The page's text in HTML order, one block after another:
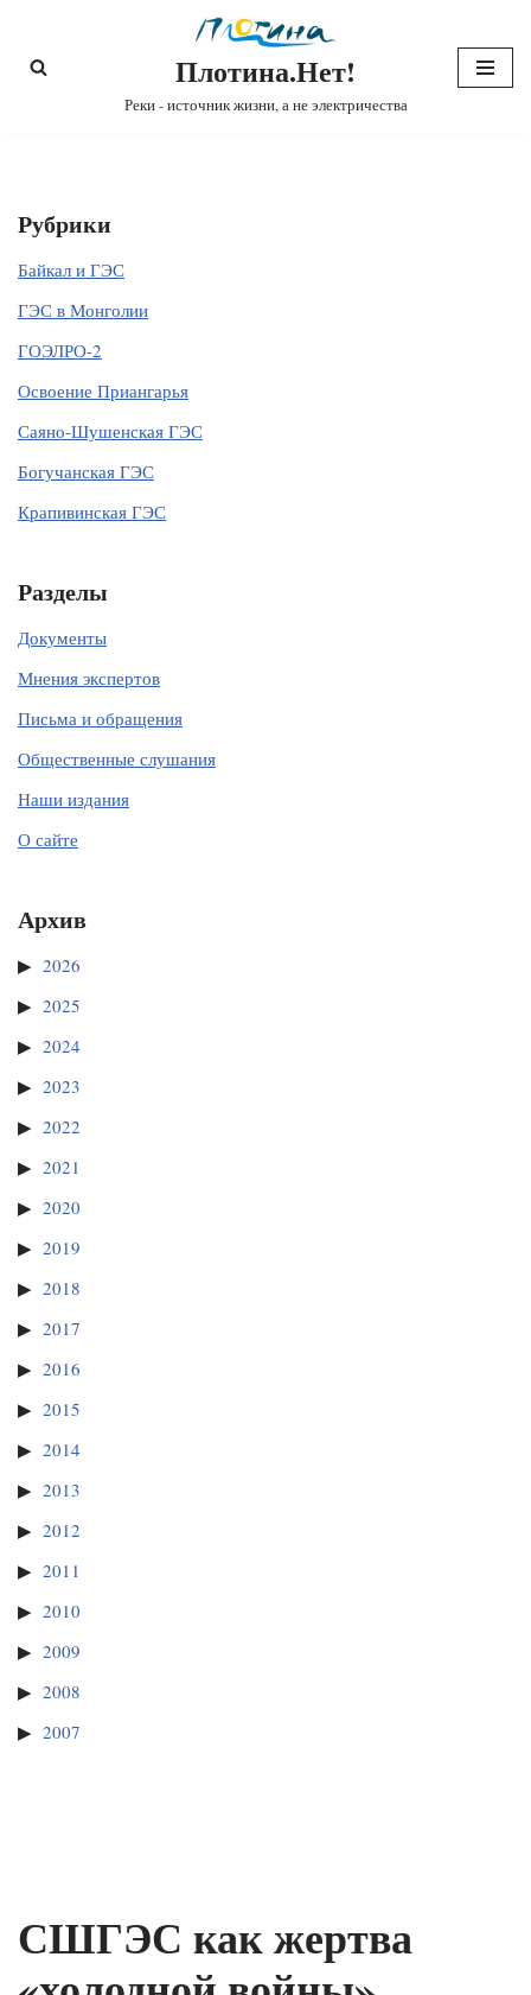
Перейти
Плотина.Нет!
Реки - источник жизни, а не электричества
Рубрики
Байкал и ГЭС
ГЭС в Монголии
ГОЭЛРО-2
Освоение Приангарья
Саяно-Шушенская ГЭС
Богучанская ГЭС
Крапивинская ГЭС
Разделы
Документы
Мнения экспертов
Письма и обращения
Общественные слушания
Наши издания
О сайте
Архив
2026
2025
2024
2023
2022
2021
2020
2019
2018
2017
2016
2015
2014
2013
2012
2011
2010
2009
2008
2007
СШГЭС как жертва